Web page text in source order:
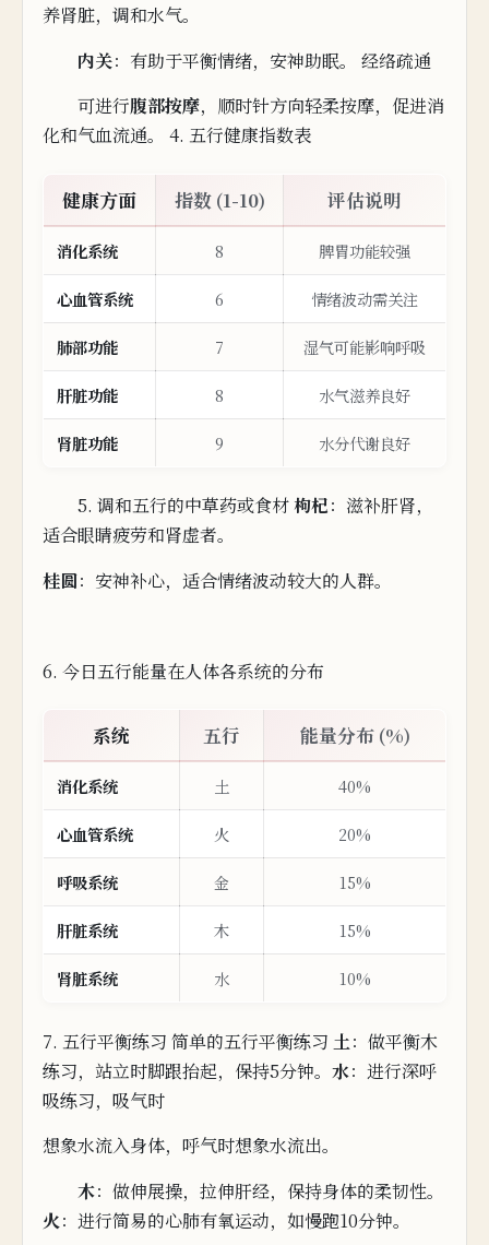
养肾脏，调和水气。
内关：有助于平衡情绪，安神助眠。 经络疏通
可进行腹部按摩，顺时针方向轻柔按摩， 促进消
化和气血流通。 4. 五行健康指数表
健康方面 指数 (1-10) 评估说明
消化系统 8 脾胃功能较强
心血管系统 6 情绪波动需关注
肺部功能 7 湿气可能影响呼吸
肝脏功能 8 水气滋养良好
肾脏功能 9 水分代谢良好
5. 调和五行的中草药或食材枸杞：滋补肝肾，
适合眼睛疲劳和肾虚者。
桂圆：安神补心，适合情绪波动较大的人群。
6. 今日五行能量在人体各系统的分布
系统 五行 能量分布 (%)
消化系统 土 40%
心血管系统 火 20%
呼吸系统 金 15%
肝脏系统 木 15%
肾脏系统 水 10%
7. 五行平衡练习 简单的五行平衡练习 土：做平衡木
练习，站立时脚跟抬起，保持5分钟。 水：进行深呼
吸练习，吸气时
想象水流入身体， 呼气时想象水流出。
木：做伸展操，拉伸肝经，保持身体的柔韧性。
火：进行简易的心肺有氧运动，如慢跑10分钟。